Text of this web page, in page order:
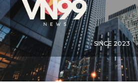
SINCE 2023